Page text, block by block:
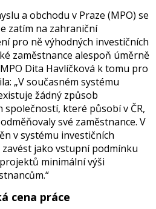
a obchodu v Praze (MPO) se
zatím na zahraniční
pro ně výhodných investičních
zaměstnance alespoň úměrně
Dita Havlíčková k tomu pro
„V současném systému
žádný způsob
které působí v ČR,
své zaměstnance. V
v systému investičních
jako vstupní podmínku
minimální výši
cena práce